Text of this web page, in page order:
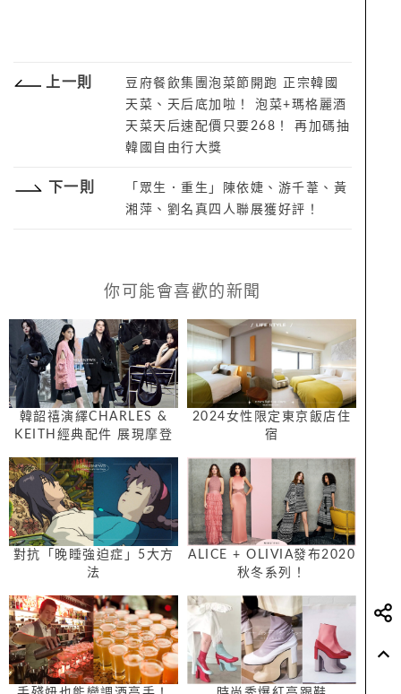
上一則
豆府餐飲集團泡菜節開跑 正宗韓國
天菜、天后底加啦！ 泡菜+瑪格麗酒
天菜天后速配價只要268！ 再加碼抽
韓國自由行大獎
下一則
「眾生．重生」陳依婕、游千葦、黃
湘萍、劉名真四人聯展獲好評！
你可能會喜歡的新聞
韓韶禧演繹CHARLES &
KEITH經典配件 展現摩登
2024女性限定東京飯店住
宿
對抗「晚睡強迫症」5大方
法
ALICE + OLIVIA發布2020
秋冬系列！